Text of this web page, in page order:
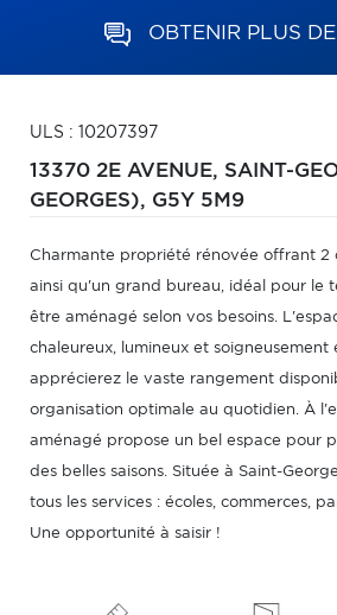
OBTENIR PLUS
ULS : 10207397
13370 2E AVENUE, SAINT-
GEORGES), G5Y 5M9
Charmante propriété rénovée offrant 2
ainsi qu'un grand bureau, idéal pour le
être aménagé selon vos besoins.
chaleureux, lumineux et soigneusement
apprécierez le vaste rangement
organisation optimale au quotidien. À
aménagé propose un bel espace pour
des belles saisons. Située à Saint-
tous les services : écoles, commerces,
Une opportunité à saisir !